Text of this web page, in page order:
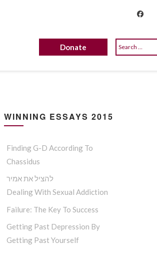
Donate
WINNING ESSAYS 2015
Finding G-D According To
Chassidus
להציל את אמיר
Dealing With Sexual Addiction
Failure: The Key To Success
Getting Past Depression By
Getting Past Yourself